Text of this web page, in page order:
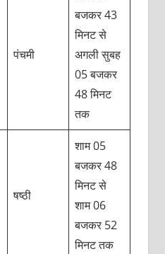
पंचमी
बजकर 43
मिनट से
अगली सुबह
05 बजकर
48 मिनट
तक
षष्ठी
शाम 05
बजकर 48
मिनट से
शाम 06
बजकर 52
मिनट तक